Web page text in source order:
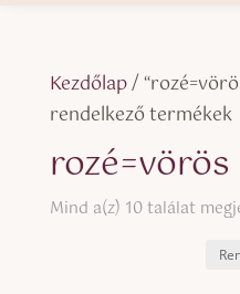
Kezdőlap/
rendelkező termékek
Mind a(z) 10 találat